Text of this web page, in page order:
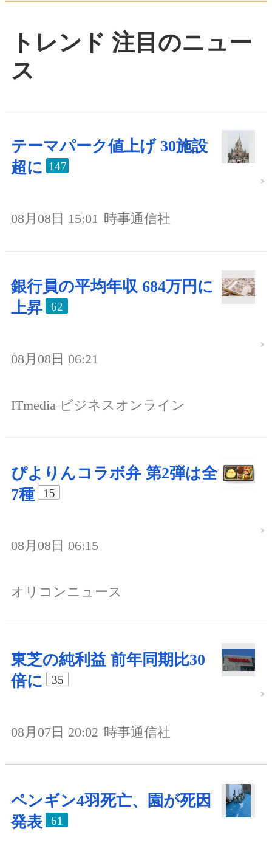
トレンド 注目のニュー
ス
テーマパーク値上げ 30施設
超に 147
08月08日 15:01 時事通信社
銀行員の平均年収 684万円に
上昇
62
08月08日 06:21
ITmedia ビジネスオンライン
ぴよりんコラボ弁 第2弾は全
7種
15
08月08日 06:15
オリコンニュース
東芝の純利益 前年同期比30
倍に
35
08月07日 20:02 時事通信社
ペンギン4羽死亡、園が死因
発表
61